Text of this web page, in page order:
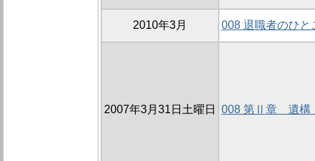
2010年3月 008 退職者のひと
2007年3月31日土曜日 008 第Ⅱ章 遺構